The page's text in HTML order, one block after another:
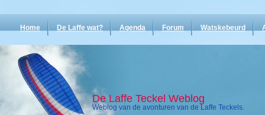
Home De Laffe wat? Agenda Forum Watskebeurd
De Laffe Teckel Weblog
Weblog van de avonturen van de Laffe Teckels.